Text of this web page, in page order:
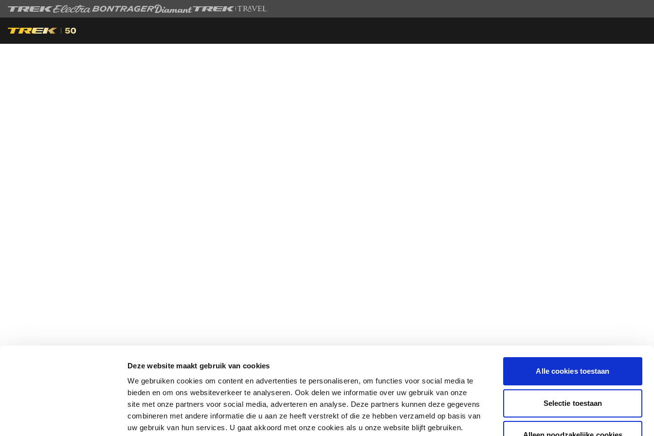
Deze website maakt gebruik van cookies
We gebruiken cookies om content en advertenties te personaliseren, om functies voor social media te
bieden en om ons websiteverkeer te analyseren. Ook delen we informatie over uw gebruik van onze
site met onze partners voor social media, adverteren en analyse. Deze partners kunnen deze gegevens
combineren met andere informatie die u aan ze heeft verstrekt of die ze hebben verzameld op basis van
uw gebruik van hun services. U gaat akkoord met onze cookies als u onze website blijft gebruiken.
Alle cookies toestaan
Selectie toestaan